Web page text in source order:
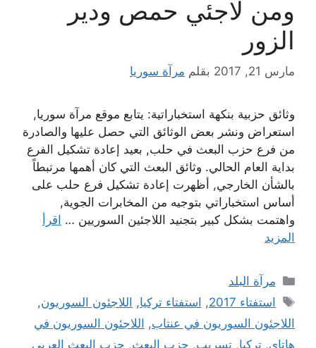
ومن لاجئي حمص ودير
الزور
مارس 21, 2017 بقلم مرآة سوريا
وثائق حزبية بنكهة استخباراتية: يتابع موقع مرآة سوريا,
استعراض ونشر بعض الوثائق التي حصل عليها والصادرة
من فرع حزب البعث في حلب, بعيد إعادة تشكيل الفرع
بداية العام الحالي. وثائق البعث التي كان أهمها مرتبطاً
بالشأن الخارجي, أظهرت إعادة تشكيل فرع حلب على
أساس استخباراتي بتوجيه من المخابرات الجوية,
واهتمت بشكل كبير بتجنيد اللاجئين السوريين … اقرأ
المزيد
التصنيفات
مرآة البلد
الوسوم
استفتاء 2017 , استفتاء تركيا, اللاجئون السوريون,
اللاجئون السوريون في عنتاب, اللاجئون السوريون في
هاتاي, تركيا, تسريب, حزب البعث, حزب البعث العربي